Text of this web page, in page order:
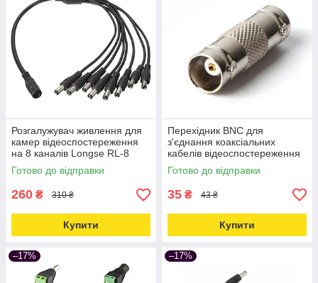
Розгалужувач живлення для
камер відеоспостереження
на 8 каналів Longse RL-8
Love&Life -online-multimarket-
Готово до відправки
260 ₴ 310 ₴
Купити
Перехідник BNC для
з'єднання коаксіальних
кабелів відеоспостереження
Unitoptek BNC-08 Love&Life -
online-multimarket-
Готово до відправки
35 ₴ 43 ₴
Купити
–17% –17%